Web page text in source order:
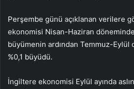
Perşembe günü açıklanan verilere
ekonomisi Nisan-Haziran
büyümenin ardından Temmuz-Eylül
%0,1 büyüdü.
İngiltere ekonomisi Eylül ayında